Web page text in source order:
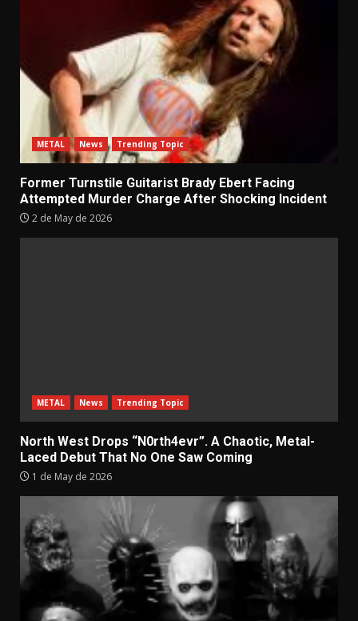
METAL News Trending Topic
Former Turnstile Guitarist Brady Ebert Facing
Attempted Murder Charge After Shocking Incident
2 de May de 2026
METAL News Trending Topic
North West Drops “N0rth4evr”. A Chaotic, Metal-
Laced Debut That No One Saw Coming
1 de May de 2026